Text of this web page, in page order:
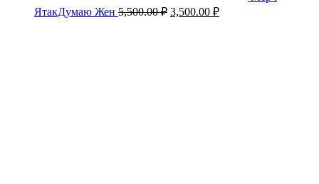
ЯтакДумаю Жен 5,500.00₽ Первоначальная
3,500.00 ₽Текущая